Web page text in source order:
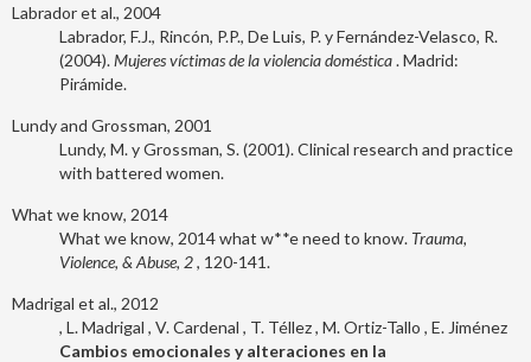
Labrador et al., 2004
Labrador, F.J., Rincón, P.P., De Luis, P. y Fernández-Velasco, R.
(2004).Mujeres víctimas de la violencia doméstica. Madrid:
Pirámide.
Lundy and Grossman, 2001
Lundy, M. y Grossman, S. (2001). Clinical research and practice
with battered women.
What we know, 2014
What we know, 2014 what w**e need to know. Trauma,
Violence, & Abuse, 2, 120-141.
Madrigal et al., 2012
L. Madrigal V. Cardenal T. Téllez M. Ortiz-Tallo E. Jiménez
Cambios emocionales y alteraciones en la